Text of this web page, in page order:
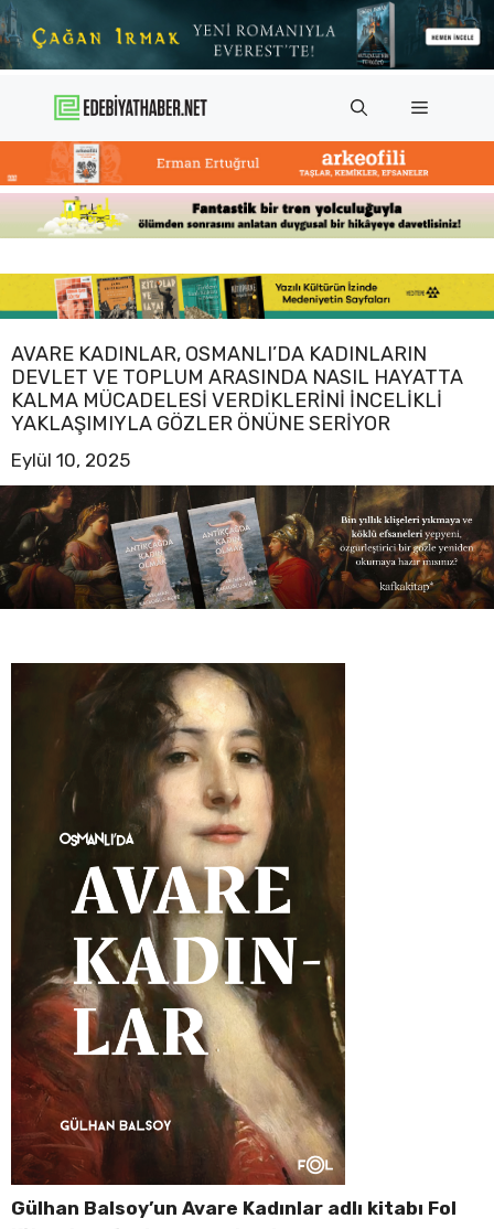
İçeriğe
atla
Menü
AVARE KADINLAR, OSMANLI’DA KADINLARIN
DEVLET VE TOPLUM ARASINDA NASIL HAYATTA
KALMA MÜCADELESI VERDIKLERINI INCELIKLI
YAKLAŞIMIYLA GÖZLER ÖNÜNE SERIYOR
Eylül 10, 2025
Gülhan Balsoy’un Avare Kadınlar adlı kitabı Fol